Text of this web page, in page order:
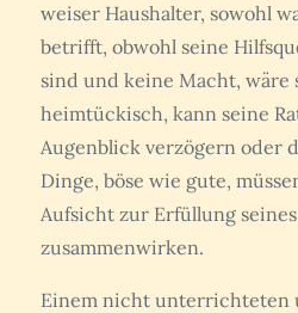
weiser Haushalter, sowohl
betrifft, obwohl seine
sind und keine Macht, wäre
heimtückisch, kann seine
Augenblick verzögern oder
Dinge, böse wie gute,
Aufsicht zur Erfüllung
zusammenwirken.
Einem nicht unterrichteten